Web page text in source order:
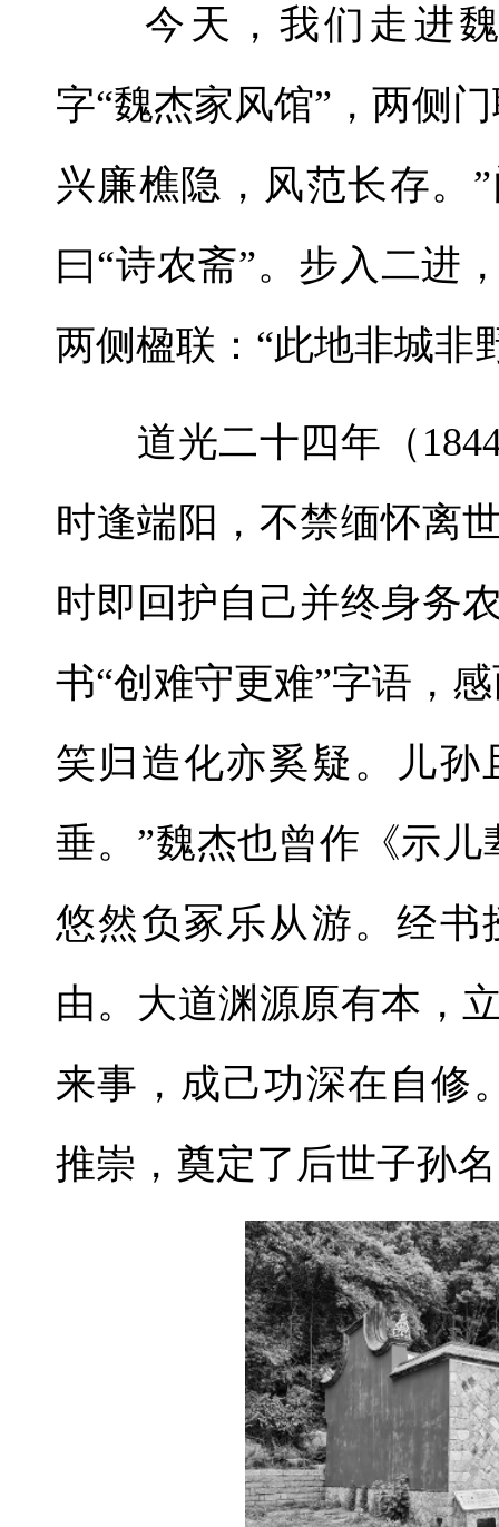
今天，我们走进魏
字“魏杰家风馆”，两侧
兴廉樵隐，风范长存。
曰“诗农斋”。步入二进
两侧楹联：“此地非城非
道光二十四年（1844
时逢端阳，不禁缅怀离
时即回护自己并终身务
书“创难守更难”字语，
笑归造化亦奚疑。儿
垂。”魏杰也曾作《示
悠然负冢乐从游。经
由。大道渊源原有本，
来事，成己功深在自修
推崇，奠定了后世子孙